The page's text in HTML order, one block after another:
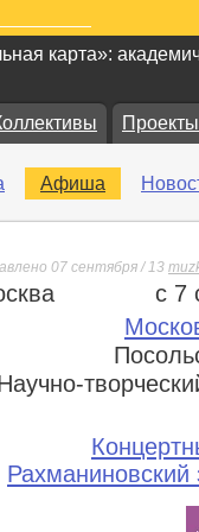
карта»:
Проекты
Афиша
07 сентября / 13
с 7
Рахманиновский